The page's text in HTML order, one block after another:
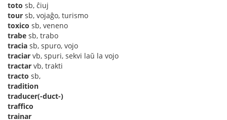
toto sb, ĉiuj
tour sb, vojaĝo, turismo
toxico sb, veneno
trabe sb, trabo
tracia sb, spuro, vojo
traciar vb, spuri, sekvi laŭ la vojo
tractar vb, trakti
tracto sb,
tradition
traducer(-duct-)
traffico
trainar